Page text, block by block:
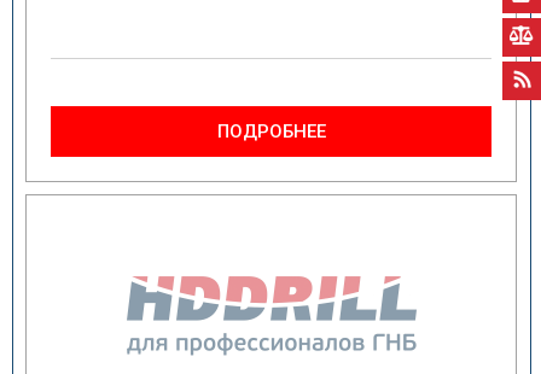
ПОДРОБНЕЕ